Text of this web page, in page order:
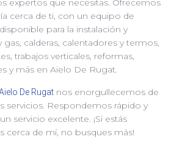
expertos que necesitas. Ofrecemos
cerca de ti, con un equipo de
para la instalación y
calderas, calentadores y termos,
trabajos verticales, reformas,
y más en Aielo De Rugat.
De Rugat nos enorgullecemos de
servicios. Respondemos rápido y
servicio excelente. ¡Si estás
cerca de mí, no busques más!